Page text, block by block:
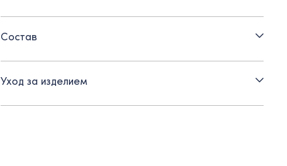
- застежка на молнию
- пояс для регулировки посадки по талии
Состав
Уход за изделием